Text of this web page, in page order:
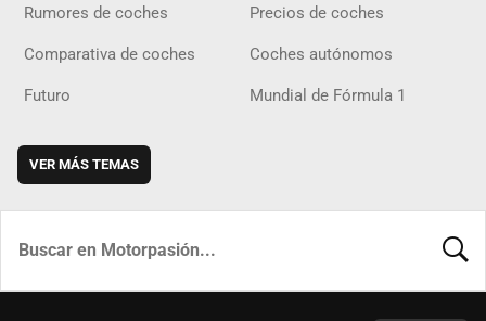
Rumores de coches Precios de coches
Comparativa de coches Coches autónomos
Futuro Mundial de Fórmula 1
VER MÁS TEMAS